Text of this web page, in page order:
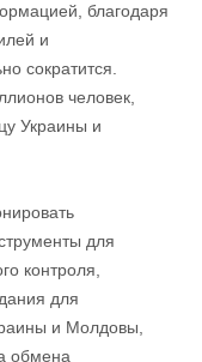
благодаря
и
сократится.
человек,
Украины и
для
контроля,
для
и Молдовы,
обмена